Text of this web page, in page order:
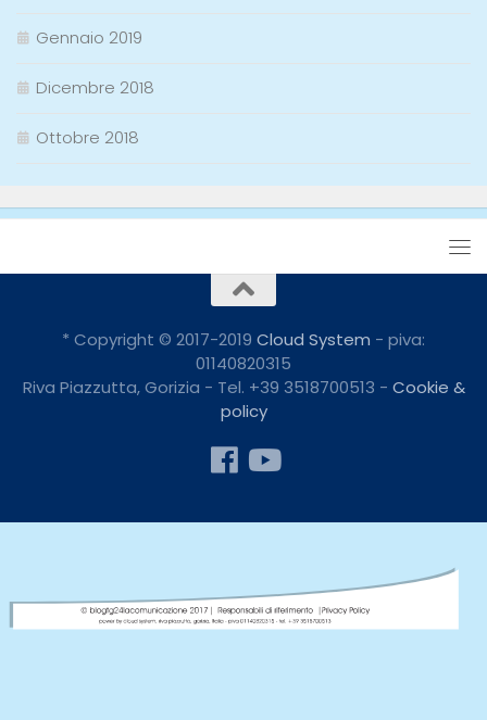
Gennaio 2019
Dicembre 2018
Ottobre 2018
* Copyright © 2017-2019 Cloud System - piva:
01140820315
Riva Piazzutta, Gorizia - Tel. +39 3518700513 - Cookie &
policy